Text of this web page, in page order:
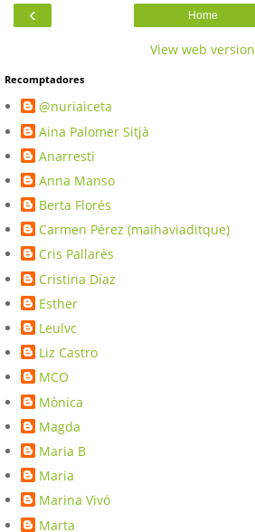
‹ Home
View web version
Recomptadores
@nuriaiceta
Aina Palomer Sitjà
Anarresti
Anna Manso
Berta Florés
Carmen Pérez (maihaviaditque)
Cris Pallarès
Cristina Díaz
Esther
Leulvc
Liz Castro
MCO
Mònica
Magda
Maria B
Maria
Marina Vivó
Marta